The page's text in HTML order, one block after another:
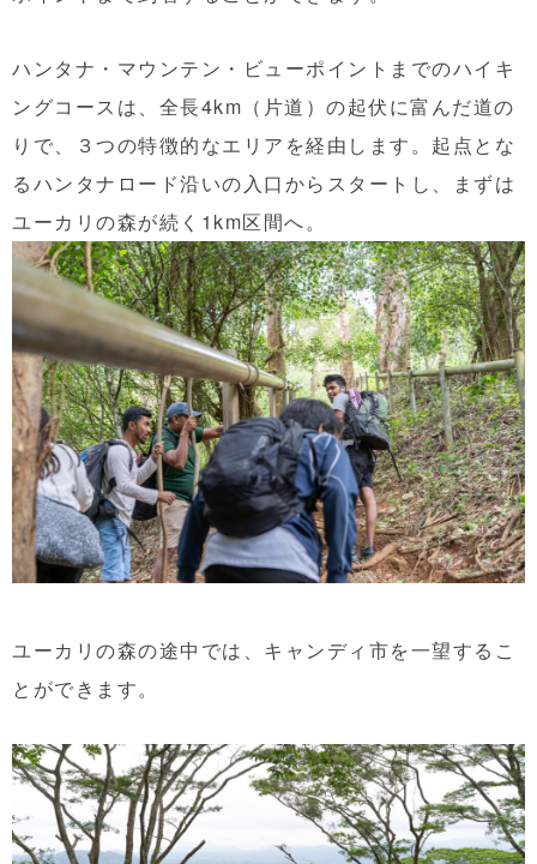
ハンタナ・マウンテン・ビューポイントまでのハイキ
ングコースは、全長4km（片道）の起伏に富んだ道の
りで、３つの特徴的なエリアを経由します。起点とな
るハンタナロード沿いの入口からスタートし、まずは
ユーカリの森が続く1km区間へ。
ユーカリの森の途中では、キャンディ市を一望するこ
とができます。